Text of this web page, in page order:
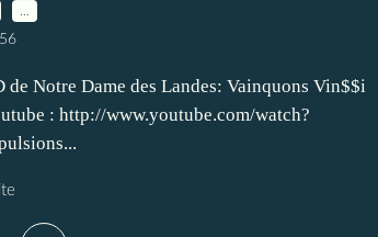
Notre Dame des Landes: Vainquons Vin$$i
: http://www.youtube.com/watch?